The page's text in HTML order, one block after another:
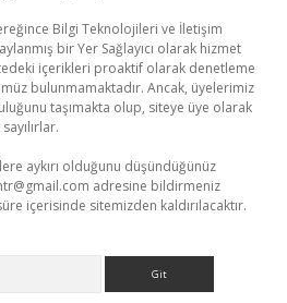
Bilgi Teknolojileri ve İletişim
bir Yer Sağlayıcı olarak hizmet
içerikleri proaktif olarak denetleme
bulunmamaktadır. Ancak, üyelerimiz
taşımakta olup, siteye üye olarak
aykırı olduğunu düşündüğünüz
adresine bildirmeniz
içerisinde sitemizden kaldırılacaktır.